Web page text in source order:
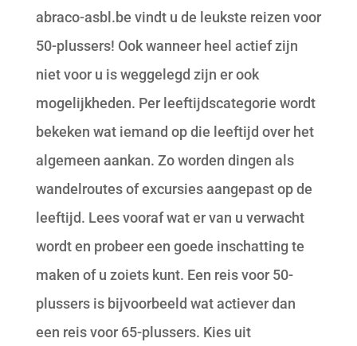
abraco-asbl.be vindt u de leukste reizen voor
50-plussers! Ook wanneer heel actief zijn
niet voor u is weggelegd zijn er ook
mogelijkheden. Per leeftijdscategorie wordt
bekeken wat iemand op die leeftijd over het
algemeen aankan. Zo worden dingen als
wandelroutes of excursies aangepast op de
leeftijd. Lees vooraf wat er van u verwacht
wordt en probeer een goede inschatting te
maken of u zoiets kunt. Een reis voor 50-
plussers is bijvoorbeeld wat actiever dan
een reis voor 65-plussers. Kies uit